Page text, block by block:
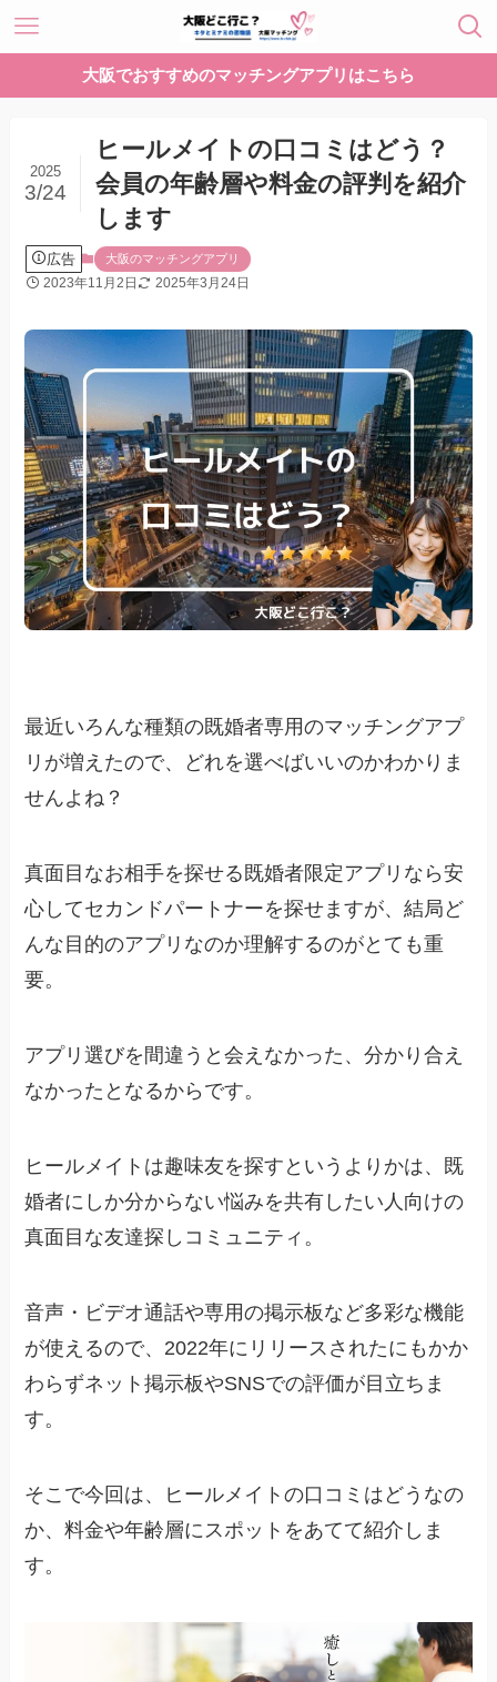
大阪でおすすめのマッチングアプリはこちら
ヒールメイトの口コミはどう？
会員の年齢層や料金の評判を紹介
します
2025
3/24
広告 大阪のマッチングアプリ
2023年11月2日 2025年3月24日
最近いろんな種類の既婚者専用のマッチングアプ
リが増えたので、どれを選べばいいのかわかりま
せんよね？
真面目なお相手を探せる既婚者限定アプリなら安
心してセカンドパートナーを探せますが、結局ど
んな目的のアプリなのか理解するのがとても重
要。
アプリ選びを間違うと会えなかった、分かり合え
なかったとなるからです。
ヒールメイトは趣味友を探すというよりかは、既
婚者にしか分からない悩みを共有したい人向けの
真面目な友達探しコミュニティ。
音声・ビデオ通話や専用の掲示板など多彩な機能
が使えるので、2022年にリリースされたにもかか
わらずネット掲示板やSNSでの評価が目立ちま
す。
そこで今回は、ヒールメイトの口コミはどうなの
か、料金や年齢層にスポットをあてて紹介しま
す。